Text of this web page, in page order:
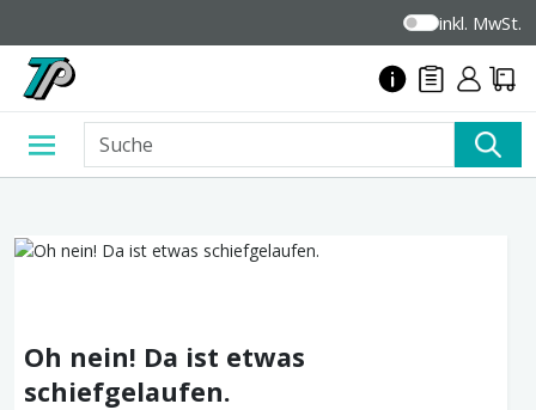
inkl. MwSt.
Oh nein! Da ist etwas
schiefgelaufen.